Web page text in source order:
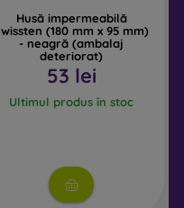
Husă impermeabilă
(180 mm x 95 mm)
- neagră (ambalaj
deteriorat)
53 lei
Ultimul produs în stoc